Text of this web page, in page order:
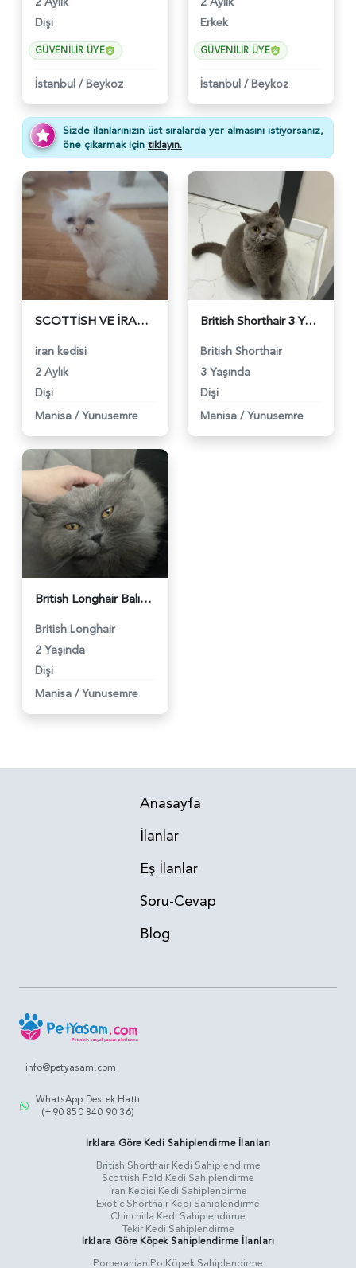
Dişi
GÜVENILIR ÜYE
İstanbul / Beykoz
Erkek
GÜVENILIR ÜYE
İstanbul / Beykoz
Sizde ilanlarınızın üst sıralarda yer almasını istiyorsanız,
öne çıkarmak için tıklayın.
SCOTTİSH VE İRAN KEDİSİ KIRMASI - 5141
iran kedisi
2 Aylık
Dişi
Manisa / Yunusemre
British Shorthair 3 Yaşında Yuva Arıyor - 4804
British Shorthair
3 Yaşında
Dişi
Manisa / Yunusemre
British Longhair Balımm 2 Yaşında - 4301
British Longhair
2 Yaşında
Dişi
Manisa / Yunusemre
Anasayfa
İlanlar
Eş İlanlar
Soru-Cevap
Blog
info@petyasam.com
WhatsApp Destek Hattı
(+90 850 840 90 36)
Irklara Göre Kedi Sahiplendirme İlanları
British Shorthair Kedi Sahiplendirme
Scottish Fold Kedi Sahiplendirme
İran Kedisi Kedi Sahiplendirme
Exotic Shorthair Kedi Sahiplendirme
Chinchilla Kedi Sahiplendirme
Tekir Kedi Sahiplendirme
Irklara Göre Köpek Sahiplendirme İlanları
Pomeranian Po Köpek Sahiplendirme